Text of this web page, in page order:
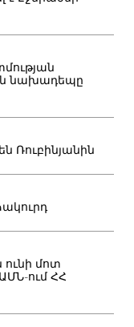
նախադեպը
Ռուբինյանին
ունի մոտ
ում ՀՀ